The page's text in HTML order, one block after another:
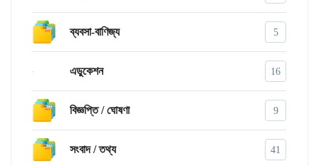
ব্যবসা-বাণিজ্য 5
এডুকেশন 16
বিজ্ঞপ্তি / ঘোষণা 9
সংবাদ / তথ্য 41